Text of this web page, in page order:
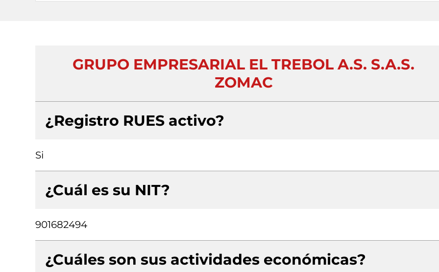
GRUPO EMPRESARIAL EL TREBOL A.S. S.A.S.
ZOMAC
¿Registro RUES activo?
Si
¿Cuál es su NIT?
901682494
¿Cuáles son sus actividades económicas?